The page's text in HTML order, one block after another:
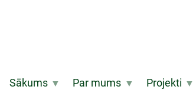
Sākums Par mums Projekti